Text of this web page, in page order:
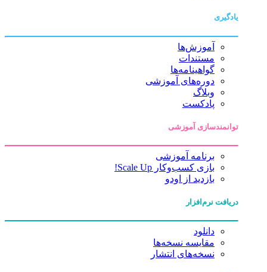
یادگیری
آموزش‌ها
مستندات
گواهینامه‌ها
دوره‌های آموزشی
وبلاگ
پادکست
توانمندسازی آموزشی
برنامه آموزشی
بازی کسب‌وکار Scale Up!
بازدید از اودو
دریافت نرم‌افزار
دانلود
مقایسه نسخه‌ها
نسخه‌های انتشار